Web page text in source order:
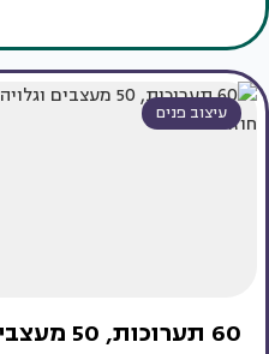
עיצוב פנים